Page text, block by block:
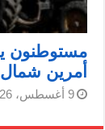
مستوطنون
أمرين
9 أغسطس، 2026